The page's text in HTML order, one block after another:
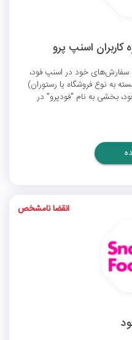
سفارش‌های خود در اسنپ فود،
5 تا 20 درصدی (بسته به نوع فروشگاه یا رستوران)
بخشی به نام "فودپرو" در
انقضا نامشخص